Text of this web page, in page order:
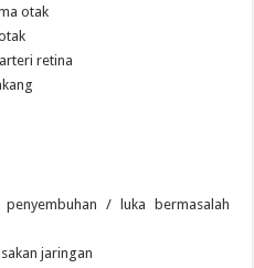
otak
retina
/ luka bermasalah
jaringan